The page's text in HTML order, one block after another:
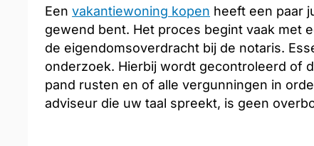
Een vakantiewoning kopen heeft een paar
gewend bent. Het proces begint vaak met
de eigendomsoverdracht bij de notaris.
onderzoek. Hierbij wordt gecontroleerd of
pand rusten en of alle vergunningen in
adviseur die uw taal spreekt, is geen